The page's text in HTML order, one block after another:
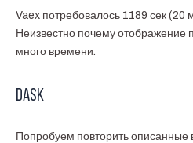
Vaex потребовалось 1189 сек (20
Неизвестно почему отображение
много времени.
Dask
Попробуем повторить описанные